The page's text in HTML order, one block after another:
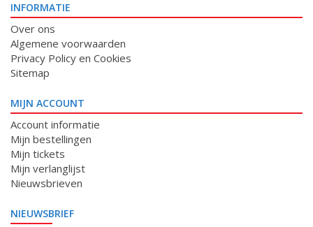
INFORMATIE
Over ons
Algemene voorwaarden
Privacy Policy en Cookies
Sitemap
MIJN ACCOUNT
Account informatie
Mijn bestellingen
Mijn tickets
Mijn verlanglijst
Nieuwsbrieven
NIEUWSBRIEF